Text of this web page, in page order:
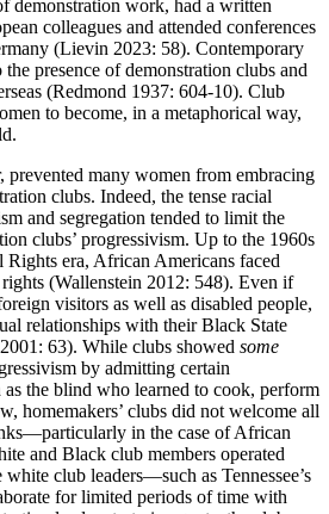
demonstration work, had a written
colleagues and attended conferences
(Lievin 2023: 58). Contemporary
presence of demonstration clubs and
(Redmond 1937: 604-10). Club
to become, in a metaphorical way,
prevented many women from embracing
clubs. Indeed, the tense racial
and segregation tended to limit the
clubs’ progressivism. Up to the 1960s
era, African Americans faced
(Wallenstein 2012: 548). Even if
visitors as well as disabled people,
relationships with their Black State
63). While clubs showed some
by admitting certain
the blind who learned to cook, perform
homemakers’ clubs did not welcome all
in the case of African
and Black club members operated
club leaders—such as Tennessee’s
for limited periods of time with